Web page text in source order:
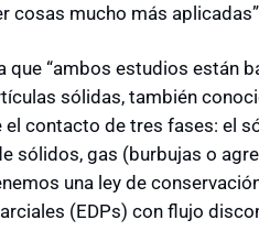
cosas mucho más
que “ambos estudios están
sólidas, también
contacto de tres fases: el
sólidos, gas (burbujas o
una ley de
(EDPs) con flujo